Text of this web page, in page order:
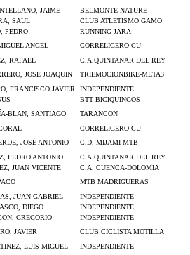
JAIME
BELMONTE NATURE
SAUL
CLUB ATLETISMO GAMO
PEDRO
RUNNING JARA
ANGEL
CORRELIGERO CU
RAFAEL
C.A.QUINTANAR DEL REY
JOSE JOAQUIN
TRIEMOCIONBIKE-META3
FRANCISCO JAVIER
INDEPENDIENTE
BTT BICIQUINGOS
BLAN, SANTIAGO
TARANCON
CORRELIGERO CU
JOSÉ ANTONIO
C.D. MIJAMI MTB
PEDRO ANTONIO
C.A.QUINTANAR DEL REY
JUAN VICENTE
C.A. CUENCA-DOLOMIA
MTB MADRIGUERAS
JUAN GABRIEL
INDEPENDIENTE
DIEGO
INDEPENDIENTE
GREGORIO
INDEPENDIENTE
JAVIER
CLUB CICLISTA MOTILLA
LUIS MIGUEL
INDEPENDIENTE